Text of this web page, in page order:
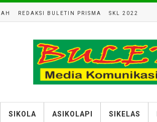
REDAKSI BULETIN PRISMA SKL 2022
SIKOLA ASIKOLAPI SIKELAS